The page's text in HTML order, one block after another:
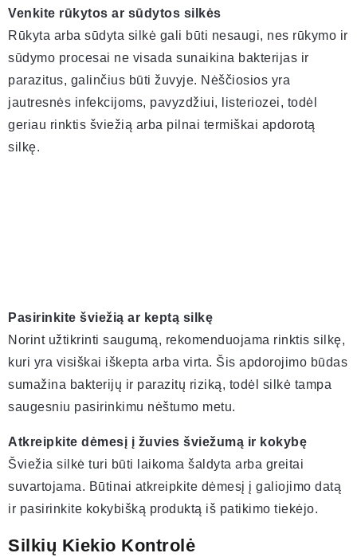
Venkite rūkytos ar sūdytos silkės
Rūkyta arba sūdyta silkė gali būti nesaugi, nes rūkymo ir
sūdymo procesai ne visada sunaikina bakterijas ir
parazitus, galinčius būti žuvyje. Nėščiosios yra
jautresnės infekcijoms, pavyzdžiui, listeriozei, todėl
geriau rinktis šviežią arba pilnai termiškai apdorotą
silkę.
Pasirinkite šviežią ar keptą silkę
Norint užtikrinti saugumą, rekomenduojama rinktis silkę,
kuri yra visiškai iškepta arba virta. Šis apdorojimo būdas
sumažina bakterijų ir parazitų riziką, todėl silkė tampa
saugesniu pasirinkimu nėštumo metu.
Atkreipkite dėmesį į žuvies šviežumą ir kokybę
Šviežia silkė turi būti laikoma šaldyta arba greitai
suvartojama. Būtinai atkreipkite dėmesį į galiojimo datą
ir pasirinkite kokybišką produktą iš patikimo tiekėjo.
Silkių Kiekio Kontrolė